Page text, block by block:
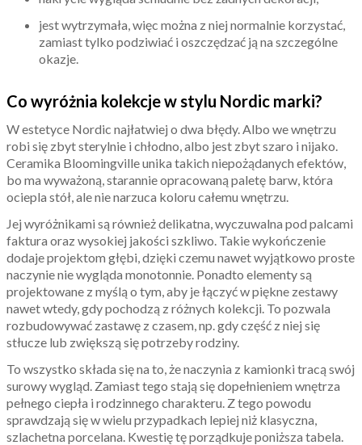
jest wytrzymała, więc można z niej normalnie korzystać,
zamiast tylko podziwiać i oszczędzać ją na szczególne
okazje.
Co wyróżnia kolekcje w stylu Nordic marki?
W estetyce Nordic najłatwiej o dwa błędy. Albo we wnętrzu
robi się zbyt sterylnie i chłodno, albo jest zbyt szaro i nijako.
Ceramika Bloomingville unika takich niepożądanych efektów,
bo ma wyważoną, starannie opracowaną paletę barw, która
ociepla stół, ale nie narzuca koloru całemu wnętrzu.
Jej wyróżnikami są również delikatna, wyczuwalna pod palcami
faktura oraz wysokiej jakości szkliwo. Takie wykończenie
dodaje projektom głębi, dzięki czemu nawet wyjątkowo proste
naczynie nie wygląda monotonnie. Ponadto elementy są
projektowane z myślą o tym, aby je łączyć w piękne zestawy
nawet wtedy, gdy pochodzą z różnych kolekcji. To pozwala
rozbudowywać zastawę z czasem, np. gdy część z niej się
stłucze lub zwiększą się potrzeby rodziny.
To wszystko składa się na to, że naczynia z kamionki tracą swój
surowy wygląd. Zamiast tego stają się dopełnieniem wnętrza
pełnego ciepła i rodzinnego charakteru. Z tego powodu
sprawdzają się w wielu przypadkach lepiej niż klasyczna,
szlachetna porcelana. Kwestię tę porządkuje poniższa tabela.